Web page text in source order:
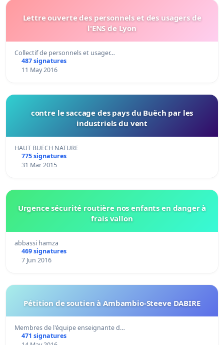
Lettre ouverte des personnels et des usagers de
l'ENS de Lyon
Collectif de personnels et usager…
487 signatures
11 May 2016
contre le saccage des pays du Buëch par les
industriels du vent
HAUT BUËCH NATURE
775 signatures
31 Mar 2015
Urgence sécurité routière nos enfants en danger à
frais vallon
abbassi hamza
469 signatures
7 Jun 2016
Pétition de soutien à Ambambio-Steeve DABIRE
Membres de l'équipe enseignante d…
471 signatures